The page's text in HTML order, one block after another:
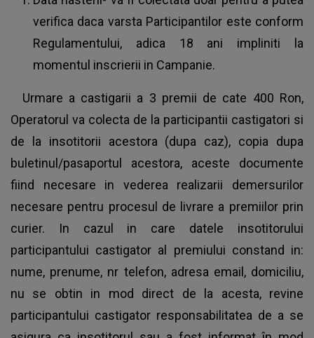
verifica daca varsta Participantilor este conform
Regulamentului, adica 18 ani impliniti la
momentul inscrierii in Campanie.
Urmare a castigarii a 3 premii de cate 400 Ron,
Operatorul va colecta de la participantii castigatori si
de la insotitorii acestora (dupa caz), copia dupa
buletinul/pasaportul acestora, aceste documente
fiind necesare in vederea realizarii demersurilor
necesare pentru procesul de livrare a premiilor prin
curier. In cazul in care datele insotitorului
participantului castigator al premiului constand in:
nume, prenume, nr telefon, adresa email, domiciliu,
nu se obtin in mod direct de la acesta, revine
participantului castigator responsabilitatea de a se